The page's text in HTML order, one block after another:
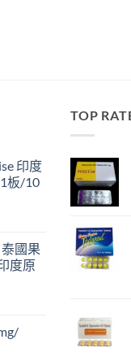
印度
板/10
國果
度原
TOP